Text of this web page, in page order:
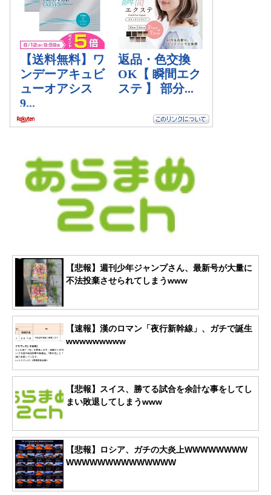
【悲報】週刊少年ジャンプさん、最新号が大量に
不法投棄させられてしまうwww
【速報】漢のロマン「夜行新幹線」、ガチで誕生
wwwwwwwww
【悲報】スイス、勝てる試合を余計な事をしてし
まい敗退してしまうwww
【悲報】ロシア、ガチの大炎上WWWWWWWW
WWWWWWWWWWWWWW